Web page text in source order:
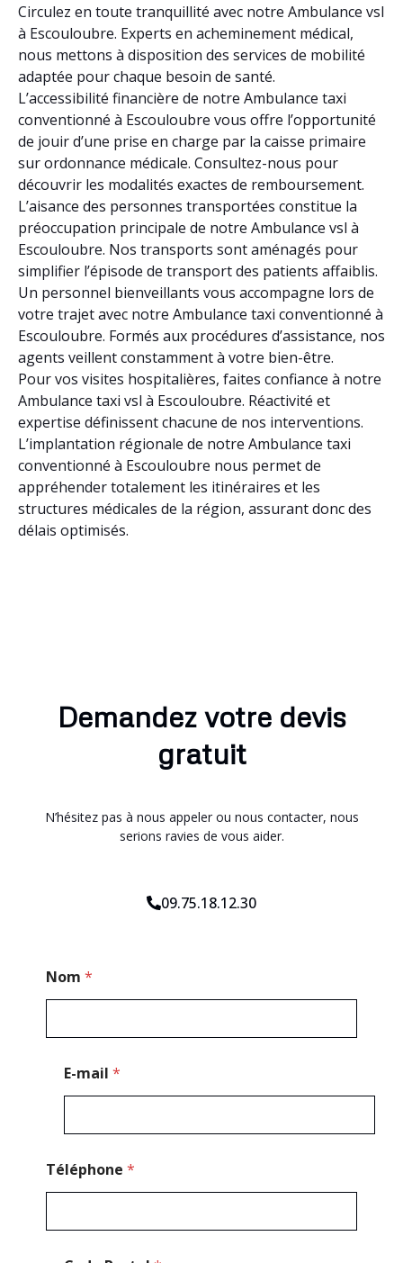
Circulez en toute tranquillité avec notre Ambulance vsl
à Escouloubre. Experts en acheminement médical,
nous mettons à disposition des services de mobilité
adaptée pour chaque besoin de santé.
L’accessibilité financière de notre Ambulance taxi
conventionné à Escouloubre vous offre l’opportunité
de jouir d’une prise en charge par la caisse primaire
sur ordonnance médicale. Consultez-nous pour
découvrir les modalités exactes de remboursement.
L’aisance des personnes transportées constitue la
préoccupation principale de notre Ambulance vsl à
Escouloubre. Nos transports sont aménagés pour
simplifier l’épisode de transport des patients affaiblis.
Un personnel bienveillants vous accompagne lors de
votre trajet avec notre Ambulance taxi conventionné à
Escouloubre. Formés aux procédures d’assistance, nos
agents veillent constamment à votre bien-être.
Pour vos visites hospitalières, faites confiance à notre
Ambulance taxi vsl à Escouloubre. Réactivité et
expertise définissent chacune de nos interventions.
L’implantation régionale de notre Ambulance taxi
conventionné à Escouloubre nous permet de
appréhender totalement les itinéraires et les
structures médicales de la région, assurant donc des
délais optimisés.
Demandez votre devis
gratuit
N’hésitez pas à nous appeler ou nous contacter, nous
serions ravies de vous aider.
09.75.18.12.30
Nom *
E-mail *
Téléphone *